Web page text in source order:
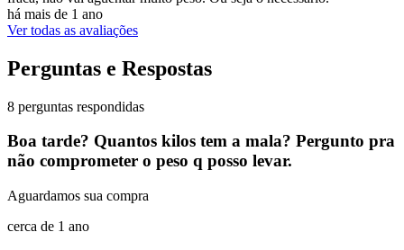
há mais de 1 ano
Ver todas as avaliações
Perguntas e Respostas
8 perguntas respondidas
Boa tarde? Quantos kilos tem a mala? Pergunto pra
não comprometer o peso q posso levar.
Aguardamos sua compra
cerca de 1 ano